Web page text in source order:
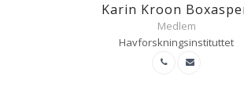
Karin Kroon
Medlem
Havforskningsinstituttet